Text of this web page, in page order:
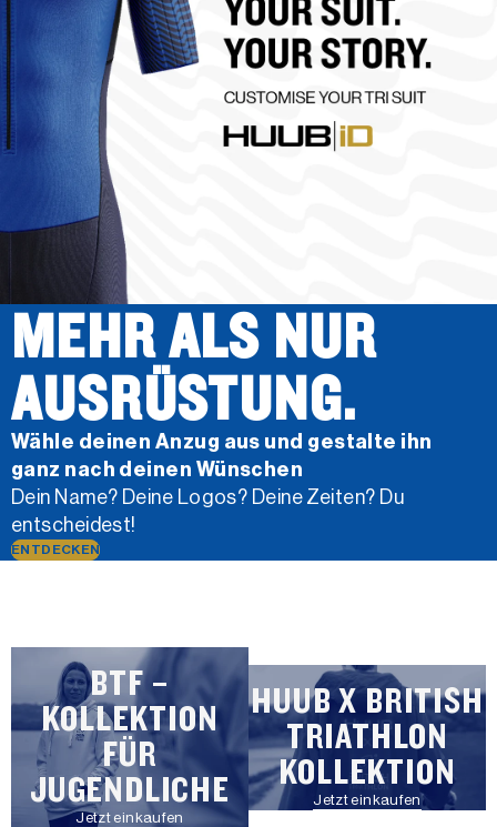
MEHR ALS NUR
AUSRÜSTUNG.
Wähle deinen Anzug aus und gestalte ihn
ganz nach deinen Wünschen
Dein Name? Deine Logos? Deine Zeiten? Du
entscheidest!
ENTDECKEN
BTF –
KOLLEKTION
FÜR
JUGENDLICHE
Jetzt einkaufen
HUUB X BRITISH
TRIATHLON
KOLLEKTION
Jetzt einkaufen